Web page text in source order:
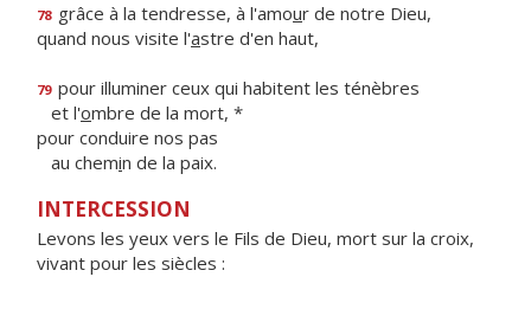
78 grâce à la tendresse, à l'amour de notre Dieu,
quand nous visite l'astre d'en haut,
79 pour illuminer ceux qui habitent les ténèbres
et l'ombre de la mort, *
pour conduire nos pas
au chemin de la paix.
INTERCESSION
Levons les yeux vers le Fils de Dieu, mort sur la croix,
vivant pour les siècles :